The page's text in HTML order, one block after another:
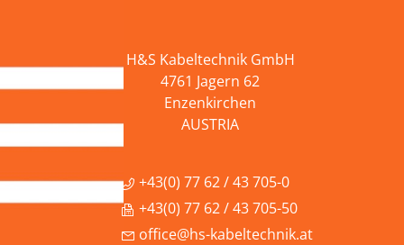
H&S Kabeltechnik GmbH
4761 Jagern 62
Enzenkirchen
AUSTRIA
+43(0) 77 62 / 43 705-0
+43(0) 77 62 / 43 705-50
office@hs-kabeltechnik.at